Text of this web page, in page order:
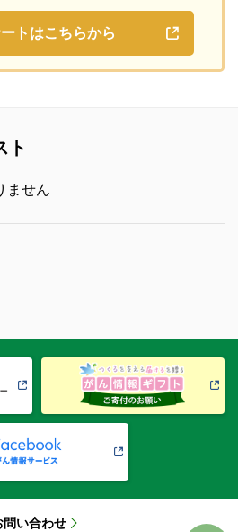
トはこちらから
ト
ません
問い合わせ